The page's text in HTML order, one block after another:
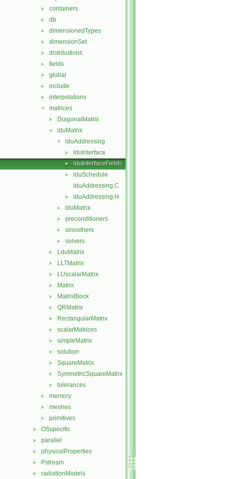
► containers
► db
► dimensionedTypes
► dimensionSet
► distributions
► fields
► global
► include
► interpolations
▼ matrices
► DiagonalMatrix
▼ lduMatrix
▼ lduAddressing
► lduInterface
► lduInterfaceFields
►
lduSchedule
lduAddressing.C
► lduAddressing.H
► lduMatrix
► preconditioners
► smoothers
► solvers
► LduMatrix
► LLTMatrix
► LUscalarMatrix
► Matrix
► MatrixBlock
► QRMatrix
► RectangularMatrix
► scalarMatrices
► simpleMatrix
► solution
► SquareMatrix
► SymmetricSquareMatrix
► tolerances
► memory
► meshes
► primitives
► OSspecific
► parallel
► physicalProperties
► Pstream
► radiationModels